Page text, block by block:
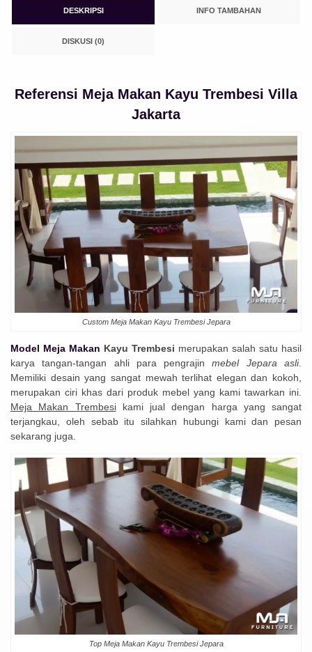
DESKRIPSI INFO TAMBAHAN
DISKUSI (0)
Referensi Meja Makan Kayu Trembesi Villa
Jakarta
Custom Meja Makan Kayu Trembesi Jepara
Model Meja Makan Kayu Trembesi merupakan salah satu hasil
karya tangan-tangan ahli para pengrajinmebel Jepara asli.
Memiliki desain yang sangat mewah terlihat elegan dan kokoh,
merupakan ciri khas dari produk mebel yang kami tawarkan ini.
Meja Makan Trembesikami jual dengan harga yang sangat
terjangkau, oleh sebab itu silahkan hubungi kami dan pesan
sekarang juga.
Top Meja Makan Kayu Trembesi Jepara